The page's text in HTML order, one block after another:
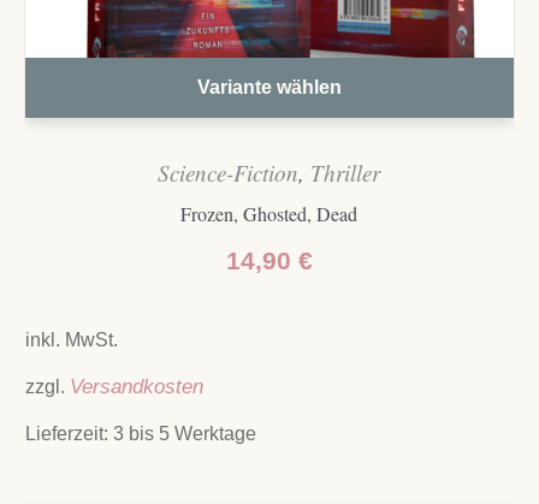
Variante wählen
Science-Fiction, Thriller
Frozen, Ghosted, Dead
14,90 €
inkl. MwSt.
zzgl. Versandkosten
Lieferzeit:3 bis 5 Werktage